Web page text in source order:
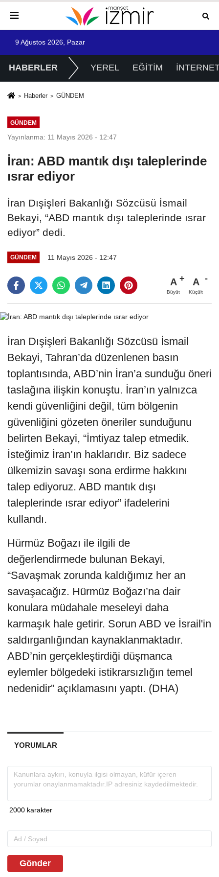
9 Ağustos 2026, Pazar
HABERLER YEREL EĞİTİM
Haberler GÜNDEM
GÜNDEM
Yayınlanma: 11 Mayıs 2026 - 12:47
İran: ABD mantık dışı taleplerinde
ısrar ediyor
İran Dışişleri Bakanlığı Sözcüsü İsmail
Bekayi, “ABD mantık dışı taleplerinde ısrar
ediyor” dedi.
GÜNDEM 11 Mayıs 2026 - 12:47
A
Büyüt
A
Küçült
İran Dışişleri Bakanlığı Sözcüsü İsmail
Bekayi, Tahran’da düzenlenen basın
toplantısında, ABD’nin İran’a sunduğu öneri
taslağına ilişkin konuştu. İran’ın yalnızca
kendi güvenliğini değil, tüm bölgenin
güvenliğini gözeten öneriler sunduğunu
belirten Bekayi, “İmtiyaz talep etmedik.
İsteğimiz İran’ın haklarıdır. Biz sadece
ülkemizin savaşı sona erdirme hakkını
talep ediyoruz. ABD mantık dışı
taleplerinde ısrar ediyor” ifadelerini
kullandı.
Hürmüz Boğazı ile ilgili de
değerlendirmede bulunan Bekayi,
“Savaşmak zorunda kaldığımız her an
savaşacağız. Hürmüz Boğazı’na dair
konulara müdahale meseleyi daha
karmaşık hale getirir. Sorun ABD ve İsrail'in
saldırganlığından kaynaklanmaktadır.
ABD’nin gerçekleştirdiği düşmanca
eylemler bölgedeki istikrarsızlığın temel
nedenidir” açıklamasını yaptı. (DHA)
YORUMLAR
Gönder